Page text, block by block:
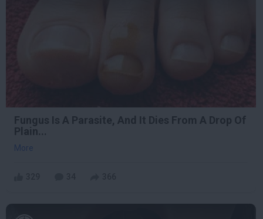
Fungus Is A Parasite, And It Dies From A Drop Of
Plain...
More